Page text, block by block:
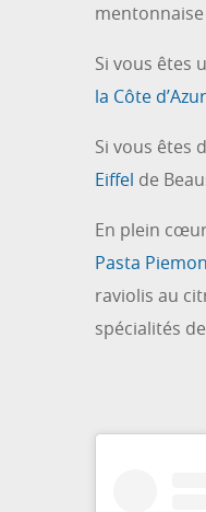
Si vous êtes
la Côte d’Azur
Si vous êtes
Eiffel de
En plein
Pasta
raviolis au
spécialités